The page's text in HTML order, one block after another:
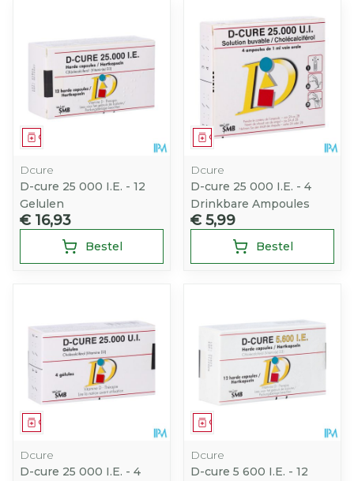
Geneesmiddel
Dcure
D-cure 25 000 I.E. - 12
Gelulen
€ 16,93
Bestel
Geneesmiddel
Dcure
D-cure 25 000 I.E. - 4
Drinkbare Ampoules
€ 5,99
Bestel
Geneesmiddel
Dcure
D-cure 25 000 I.E. - 4
Geneesmiddel
Dcure
D-cure 5 600 I.E. - 12